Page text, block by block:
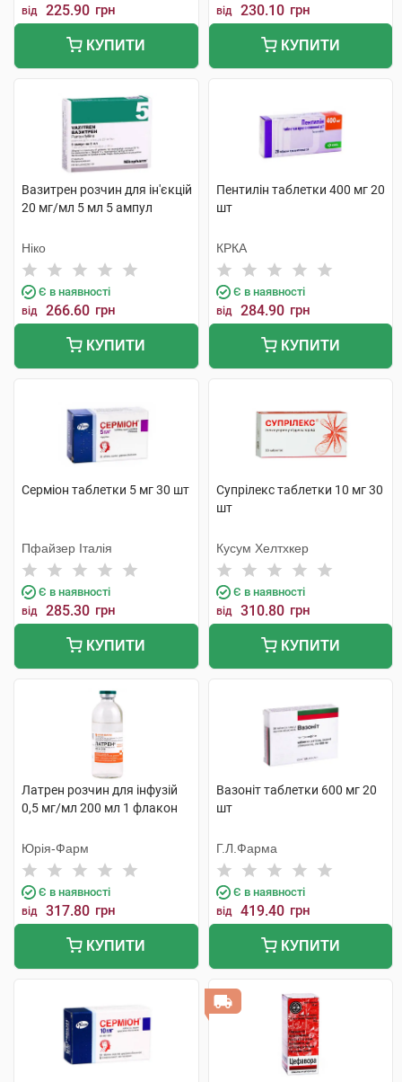
від 225.90 грн
КУПИТИ
від 230.10 грн
КУПИТИ
Вазитрен розчин для ін'єкцій
20 мг/мл 5 мл 5 ампул
Ніко
Є в наявності
від 266.60 грн
КУПИТИ
Пентилін таблетки 400 мг 20
шт
КРКА
Є в наявності
від 284.90 грн
КУПИТИ
Серміон таблетки 5 мг 30 шт
Пфайзер Італія
Є в наявності
від 285.30 грн
КУПИТИ
Супрілекс таблетки 10 мг 30
шт
Кусум Хелтхкер
Є в наявності
від 310.80 грн
КУПИТИ
Латрен розчин для інфузій
0,5 мг/мл 200 мл 1 флакон
Юрія-Фарм
Є в наявності
від 317.80 грн
КУПИТИ
Вазоніт таблетки 600 мг 20
шт
Г.Л.Фарма
Є в наявності
від 419.40 грн
КУПИТИ